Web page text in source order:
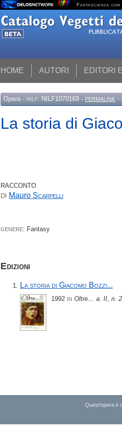
Fantascienza.com
HOME AUTORI EDITORI
Opera - NILF: NILF1070169 - PERMALINK -
La storia di
RACCONTO
DI
Mauro Scarpelli
GENERE: Fantasy
Edizioni
La storia di Giacomo Bozzi...
1992 IN Oltre… a. II, n. 2
Quest'opera è